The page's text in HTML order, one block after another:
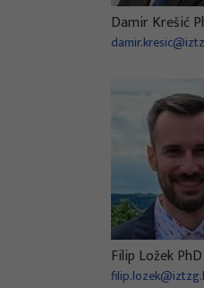
Damir Krešić
Filip Ložek PhD